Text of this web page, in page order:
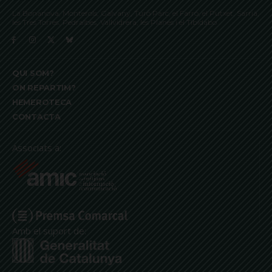
La Bonanova, Monterols, Galvany, Turó Parc, el Farró, el Putxet, Sarrià,
les Tres Torres, Pedralbes, Vallvidrera, les Planes i el Tibidabo
QUI SOM?
ON REPARTIM?
HEMEROTECA
CONTACTA
Associats a:
Amb el suport de: